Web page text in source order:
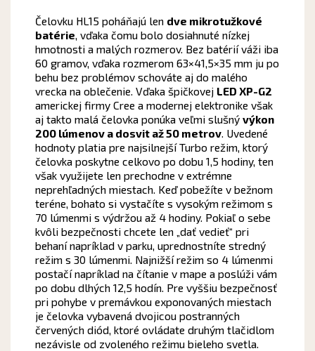
Čelovku HL15 poháňajú len dve mikrotužkové
batérie , vďaka čomu bolo dosiahnuté nízkej
hmotnosti a malých rozmerov. Bez batérií váži iba
60 gramov, vďaka rozmerom 63×41,5×35 mm ju po
behu bez problémov schováte aj do malého
vrecka na oblečenie. Vďaka špičkovej LED XP-G2
americkej firmy Cree a modernej elektronike však
aj takto malá čelovka ponúka veľmi slušný výkon
200 lúmenov a dosvit až 50 metrov. Uvedené
hodnoty platia pre najsilnejší Turbo režim, ktorý
čelovka poskytne celkovo po dobu 1,5 hodiny, ten
však využijete len prechodne v extrémne
neprehľadných miestach. Keď pobežíte v bežnom
teréne, bohato si vystačíte s vysokým režimom s
70 lúmenmi s výdržou až 4 hodiny. Pokiaľ o sebe
kvôli bezpečnosti chcete len „dať vedieť“ pri
behaní napríklad v parku, uprednostníte stredný
režim s 30 lúmenmi. Najnižší režim so 4 lúmenmi
postačí napríklad na čítanie v mape a poslúži vám
po dobu dlhých 12,5 hodín. Pre vyššiu bezpečnosť
pri pohybe v premávkou exponovaných miestach
je čelovka vybavená dvojicou postranných
červených diód, ktoré ovládate druhým tlačidlom
nezávisle od zvoleného režimu bieleho svetla.